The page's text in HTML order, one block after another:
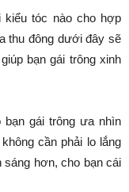
kiểu tóc nào cho hợp
thu đông dưới đây sẽ
bạn gái trông xinh
gái trông ưa nhìn
cần phải lo lắng
sáng hơn, cho bạn cái